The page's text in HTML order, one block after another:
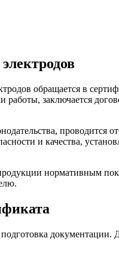
обращается в
заключается
проводится
и качества,
нормативным